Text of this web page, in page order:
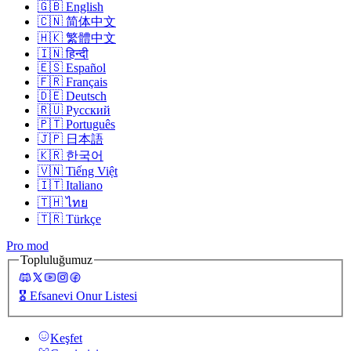
🇬🇧 English
🇨🇳 简体中文
🇭🇰 繁體中文
🇮🇳 हिन्दी
🇪🇸 Español
🇫🇷 Français
🇩🇪 Deutsch
🇷🇺 Русский
🇵🇹 Português
🇯🇵 日本語
🇰🇷 한국어
🇻🇳 Tiếng Việt
🇮🇹 Italiano
🇹🇭 ไทย
🇹🇷 Türkçe
Pro mod
Topluluğumuz
🎖️ Efsanevi Onur Listesi
Keşfet